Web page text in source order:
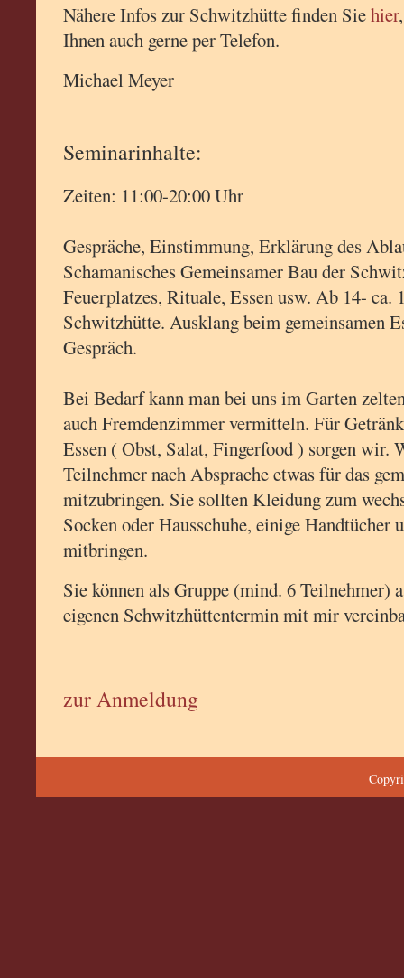
Nähere Infos zur Schwitzhütte finden Siehier
Ihnen auch gerne per Telefon.
Michael Meyer
Seminarinhalte:
Zeiten: 11:00-20:00 Uhr
Gespräche, Einstimmung, Erklärung des
Schamanisches Gemeinsamer Bau der
Feuerplatzes, Rituale, Essen usw. Ab 14- ca.
Schwitzhütte. Ausklang beim gemeinsamen
Gespräch.
Bei Bedarf kann man bei uns im Garten
auch Fremdenzimmer vermitteln. Für
Essen ( Obst, Salat, Fingerfood ) sorgen wir.
Teilnehmer nach Absprache etwas für das
mitzubringen. Sie sollten Kleidung zum
Socken oder Hausschuhe, einige Handtücher
mitbringen.
Sie können als Gruppe (mind. 6 Teilnehmer)
eigenen Schwitzhüttentermin mit mir
zur Anmeldung